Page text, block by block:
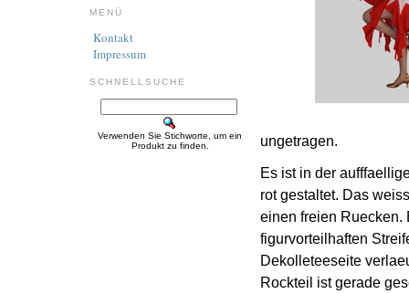
MENÜ
Kontakt
Impressum
SCHNELLSUCHE
Verwenden Sie Stichworte, um ein
Produkt zu finden.
ungetragen.
Es ist in der
rot gestaltet. Das
einen freien Ruecken.
figurvorteilhaften
Dekolleteeseite
Rockteil ist gerade